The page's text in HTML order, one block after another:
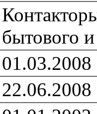
бытового
01.03.2008
22.06.2008